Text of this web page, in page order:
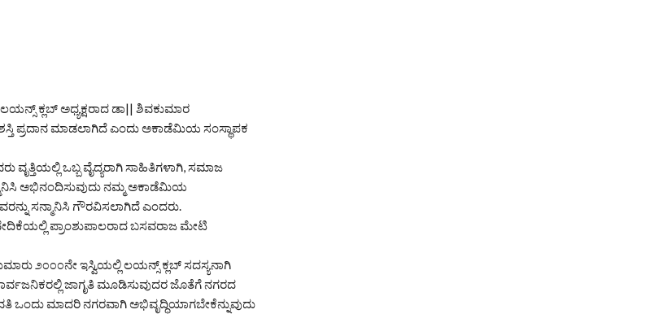
ಕ್ಲಬ್ ಅಧ್ಯಕ್ಷರಾದ ಡಾ|| ಶಿವಕುಮಾರ
ಪ್ರದಾನ ಮಾಡಲಾಗಿದೆ ಎಂದು ಅಕಾಡೆಮಿಯ ಸಂಸ್ಥಾಪಕ
ಒಬ್ಬ ವೈದ್ಯರಾಗಿ ಸಾಹಿತಿಗಳಾಗಿ, ಸಮಾಜ
ಅಭಿನಂದಿಸುವುದು ನಮ್ಮ ಅಕಾಡೆಮಿಯ
ಸನ್ಮಾನಿಸಿ ಗೌರವಿಸಲಾಗಿದೆ ಎಂದರು.
ಪ್ರಾಂಶುಪಾಲರಾದ ಬಸವರಾಜ ಮೇಟಿ
೨೦೦೦ನೇ ಇಸ್ವಿಯಲ್ಲಿ ಲಯನ್ಸ್ ಕ್ಲಬ್ ಸದಸ್ಯನಾಗಿ
ಜಾಗೃತಿ ಮೂಡಿಸುವುದರ ಜೊತೆಗೆ ನಗರದ
ಒಂದು ಮಾದರಿ ನಗರವಾಗಿ ಅಭಿವೃದ್ಧಿಯಾಗಬೇಕೆನ್ನುವುದು